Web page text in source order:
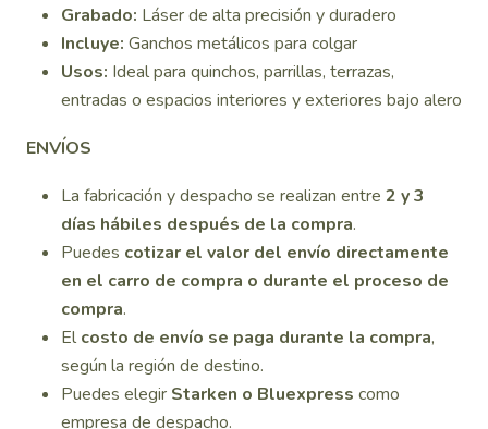
Grabado: Láser de alta precisión y duradero
Incluye: Ganchos metálicos para colgar
Usos: Ideal para quinchos, parrillas, terrazas,
entradas o espacios interiores y exteriores bajo alero
ENVÍOS
La fabricación y despacho se realizan entre 2 y 3
días hábiles después de la compra.
Puedes cotizar el valor del envío directamente
en el carro de compra o durante el proceso de
compra.
Elcosto de envío se paga durante la compra,
según la región de destino.
Puedes elegir Starken o Bluexpress como
empresa de despacho.